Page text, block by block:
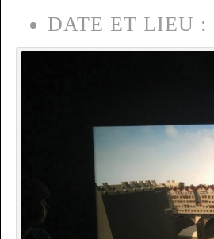
DATE ET LIEU :